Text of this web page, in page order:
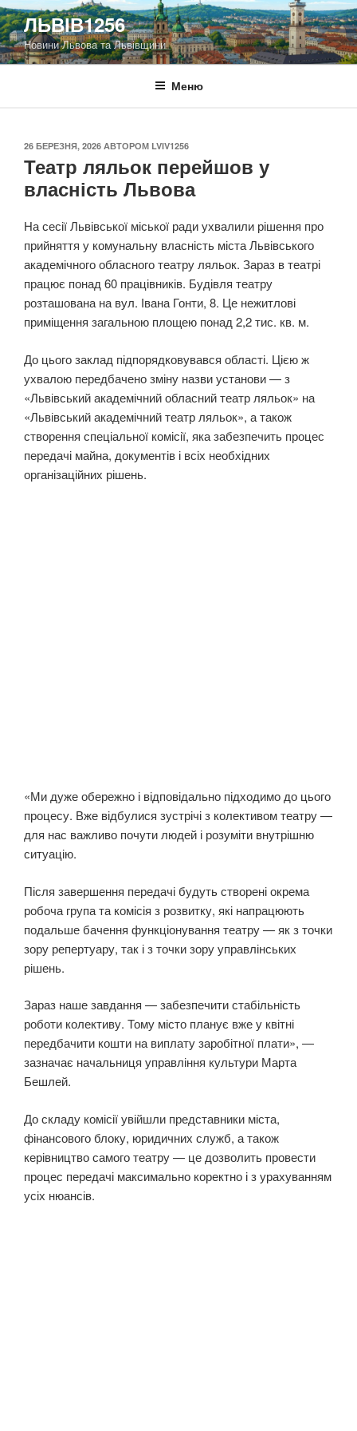
Перейти
до
вмісту
ЛЬВІВ1256
Новини Львова та Львівщини
Меню
ОПУБЛІКОВАНО
26 БЕРЕЗНЯ, 2026 АВТОРОМ LVIV1256
Театр ляльок перейшов у
власність Львова
На сесії Львівської міської ради ухвалили рішення про
прийняття у комунальну власність міста Львівського
академічного обласного театру ляльок. Зараз в театрі
працює понад 60 працівників. Будівля театру
розташована на вул. Івана Гонти, 8. Це нежитлові
приміщення загальною площею понад 2,2 тис. кв. м.
До цього заклад підпорядковувався області. Цією ж
ухвалою передбачено зміну назви установи — з
«Львівський академічний обласний театр ляльок» на
«Львівський академічний театр ляльок», а також
створення спеціальної комісії, яка забезпечить процес
передачі майна, документів і всіх необхідних
організаційних рішень.
«Ми дуже обережно і відповідально підходимо до цього
процесу. Вже відбулися зустрічі з колективом театру —
для нас важливо почути людей і розуміти внутрішню
ситуацію.
Після завершення передачі будуть створені окрема
робоча група та комісія з розвитку, які напрацюють
подальше бачення функціонування театру — як з точки
зору репертуару, так і з точки зору управлінських
рішень.
Зараз наше завдання — забезпечити стабільність
роботи колективу. Тому місто планує вже у квітні
передбачити кошти на виплату заробітної плати», —
зазначає начальниця управління культури Марта
Бешлей.
До складу комісії увійшли представники міста,
фінансового блоку, юридичних служб, а також
керівництво самого театру — це дозволить провести
процес передачі максимально коректно і з урахуванням
усіх нюансів.